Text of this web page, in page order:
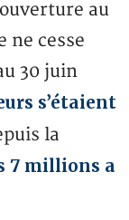
au
ne cesse
30 juin
s’étaient
la
7 millions a